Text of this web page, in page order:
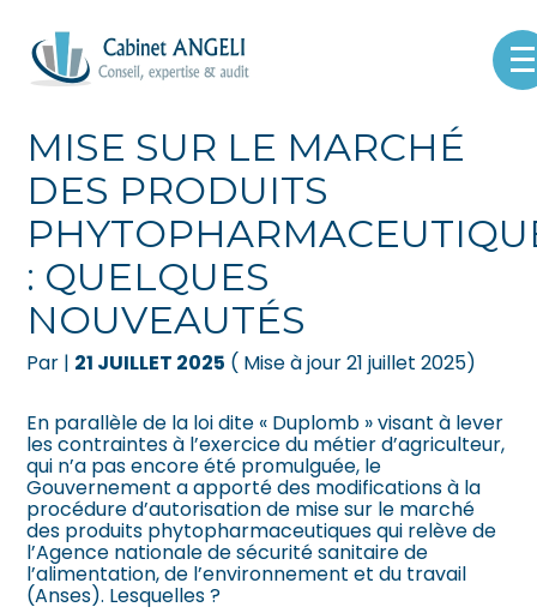
Aller
au
Créer et reprendre une activité
Gérer votre quotidien
Piloter votre entreprise
Développer votre entreprise
Construire votre patrimoine
Être prêt pour la facturation
Pilotez votre gestion
Suivre votre comptabilité
Gérer vos ressources humaines
Dématérialiser vos documents
MISE SUR LE MARCHÉ
DES PRODUITS
: QUELQUES
NOUVEAUTÉS
Par | 21 JUILLET 2025 ( Mise à jour 21 juillet 2025)
En parallèle de la loi dite « Duplomb » visant à lever
les contraintes à l’exercice du métier d’agriculteur,
qui n’a pas encore été promulguée, le
Gouvernement a apporté des modifications à la
procédure d’autorisation de mise sur le marché
des produits phytopharmaceutiques qui relève de
l’Agence nationale de sécurité sanitaire de
l’alimentation, de l’environnement et du travail
(Anses). Lesquelles ?